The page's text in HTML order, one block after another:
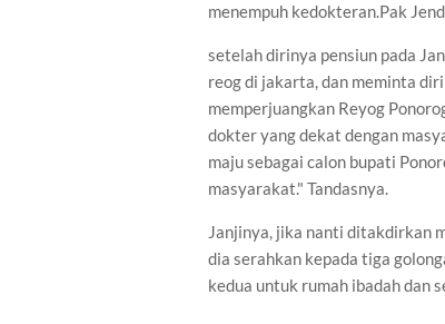
menempuh kedokteran.Pak
setelah dirinya pensiun pada
reog di jakarta, dan meminta
memperjuangkan Reyog
dokter yang dekat dengan
maju sebagai calon bupati
masyarakat." Tandasnya.
Janjinya, jika nanti ditakdirkan
dia serahkan kepada tiga
kedua untuk rumah ibadah dan